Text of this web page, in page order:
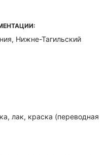
Нижне-Тагильский
лак, краска (переводная